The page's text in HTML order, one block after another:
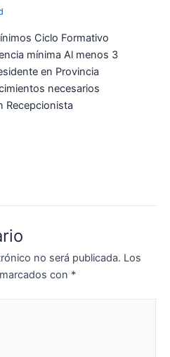
Ciclo Formativo
mínima Al menos 3
en Provincia
necesarios
Recepcionista
no será publicada. Los
con *